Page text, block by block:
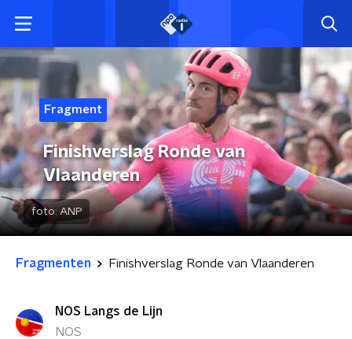
Fragment
Finishverslag Ronde van
Vlaanderen
foto: ANP
Fragmenten Finishverslag Ronde van Vlaanderen
NOS Langs de Lijn
NOS